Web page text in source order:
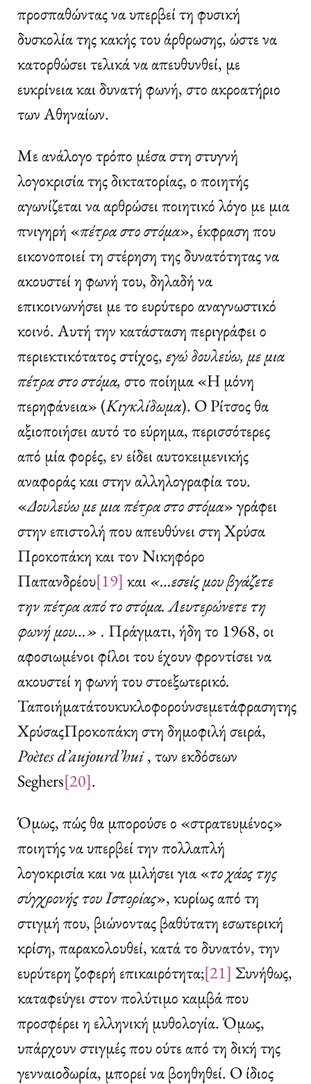
προσπαθώντας να υπερβεί τη φυσική
δυσκολία της κακής του άρθρωσης, ώστε να
κατορθώσει τελικά να απευθυνθεί, με
ευκρίνεια και δυνατή φωνή, στο ακροατήριο
των Αθηναίων.
Με ανάλογο τρόπο μέσα στη στυγνή
λογοκρισία της δικτατορίας, ο ποιητής
αγωνίζεται να αρθρώσει ποιητικό λόγο με μια
πνιγηρή «πέτραστοστόμα», έκφραση που
εικονοποιεί τη στέρηση της δυνατότητας να
ακουστεί η φωνή του, δηλαδή να
επικοινωνήσει με το ευρύτερο αναγνωστικό
κοινό. Αυτή την κατάσταση περιγράφει ο
περιεκτικότατος στίχος,εγώ δουλεύω, με μια
πέτρα στο στόμα, στο ποίημα «Η μόνη
περηφάνεια» (Κιγκλίδωμα). Ο Ρίτσος θα
αξιοποιήσει αυτό το εύρημα, περισσότερες
από μία φορές, εν είδει αυτοκειμενικής
αναφοράς και στην αλληλογραφία του.
«Δουλεύωμεμιαπέτραστοστόμα» γράφει
στην επιστολή που απευθύνει στη Χρύσα
Προκοπάκη και τον Νικηφόρο
Παπανδρέου[19] και «…εσείς μου βγάζετε
την πέτρα από το στόμα. Λευτερώνετε τη
φωνή μου…» . Πράγματι, ήδη το 1968, οι
αφοσιωμένοι φίλοι του έχουν φροντίσει να
ακουστεί η φωνή του στοεξωτερικό.
Ταποιήματάτουκυκλοφορούνσεμετάφρασητης
ΧρύσαςΠροκοπάκη στη δημοφιλή σειρά,
Poètesd’aujourd’hui, των εκδόσεων
Seghers[20].
Όμως, πώς θα μπορούσε ο «στρατευμένος»
ποιητής να υπερβεί την πολλαπλή
λογοκρισία και να μιλήσει για «τοχάοςτης
σύγχρονής τουΙστορίας», κυρίως από τη
στιγμή που, βιώνοντας βαθύτατη εσωτερική
κρίση, παρακολουθεί, κατά το δυνατόν, την
ευρύτερη ζοφερή επικαιρότητα;[21] Συνήθως,
καταφεύγει στον πολύτιμο καμβά που
προσφέρει η ελληνική μυθολογία. Όμως,
υπάρχουν στιγμές που ούτε από τη δική της
γενναιοδωρία, μπορεί να βοηθηθεί. Ο ίδιος